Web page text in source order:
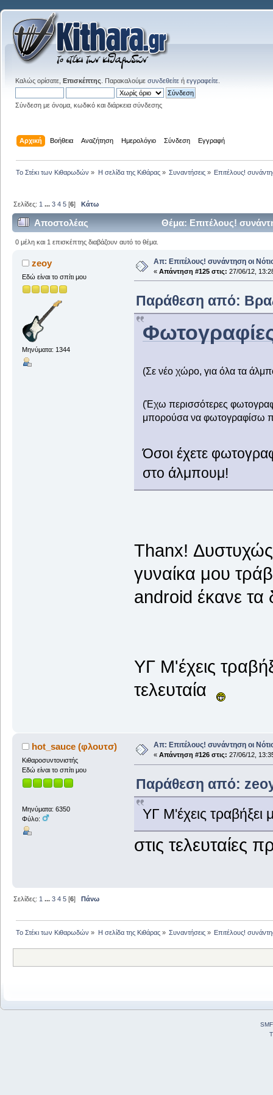
Καλώς ορίσατε, Επισκέπτης . Παρακαλούμε συνδεθείτε ή εγγραφείτε
Σύνδεση με όνομα, κωδικό και διάρκεια σύνδεσης
Αρχική Βοήθεια Αναζήτηση Ημερολόγιο Σύνδεση Εγγραφή
Το Στέκι των Κιθαρωδών » Η σελίδα της Κιθάρας» Συναντήσεις» Επιτέλους!
Σελίδες: 1 ...3 4 5 [6]Κάτω
Αποστολέας Θέμα: Επιτέλους!
0 μέλη και 1 επισκέπτης διαβάζουν αυτό το θέμα.
zeoy
Εδώ είναι το σπίτι μου
Μηνύματα: 1344
Απ: Επιτέλους! συνάντηση οι
« Απάντηση #125 στις: 27/06/12,
Παράθεση από:
(Σε νέο χώρο, για όλα τα
(Έχω περισσότερες
μπορούσα να φωτογραφίσω
Όσοι έχετε
στο άλμπουμ!
Thanx!
γυναίκα μου
android έκανε τα
ΥΓ Μ'έχεις
τελευταία
hot_sauce (φλουτσ)
Κιθαροσυντονιστής
Εδώ είναι το σπίτι μου
Μηνύματα: 6350
Φύλο:
Απ: Επιτέλους! συνάντηση οι
« Απάντηση #126 στις: 27/06/12,
Παράθεση από:
ΥΓ Μ'έχεις τραβήξει
στις
Σελίδες: 1 ...3 4 5 [6] Πάνω
Το Στέκι των Κιθαρωδών » Η σελίδα της Κιθάρας» Συναντήσεις» Επιτέλους!